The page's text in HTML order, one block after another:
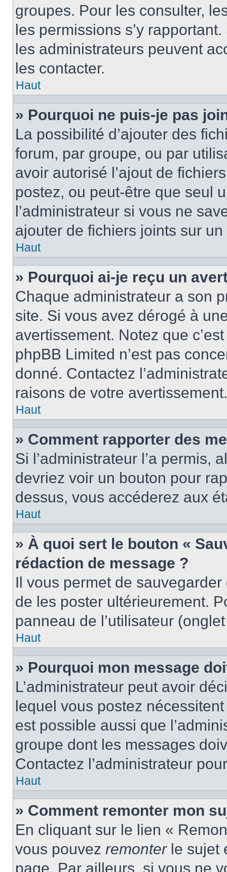
groupes. Pour les consulter,
les permissions s’y
les administrateurs peuvent
les contacter.
Haut
» Pourquoi ne puis-je pas
La possibilité d’ajouter des
forum, par groupe, ou par
avoir autorisé l’ajout de
postez, ou peut-être que seul
l’administrateur si vous ne
ajouter de fichiers joints sur un
Haut
» Pourquoi ai-je reçu un
Chaque administrateur a son
site. Si vous avez dérogé à
avertissement. Notez que
phpBB Limited n’est pas
donné. Contactez
raisons de votre avertissement.
Haut
» Comment rapporter des
Si l’administrateur l’a permis,
devriez voir un bouton pour
dessus, vous accéderez aux
Haut
» À quoi sert le bouton «
rédaction de message ?
Il vous permet de
de les poster ultérieurement.
panneau de l’utilisateur
Haut
» Pourquoi mon message
L’administrateur peut avoir
lequel vous postez
est possible aussi que
groupe dont les messages
Contactez l’administrateur
Haut
» Comment remonter mon
En cliquant sur le lien «
vous pouvez remonterle sujet
page. Par ailleurs, si vous ne